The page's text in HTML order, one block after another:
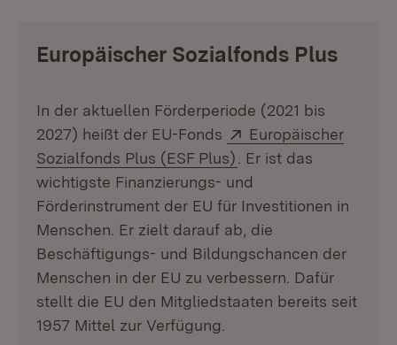
Europäischer Sozialfonds Plus
In der aktuellen Förderperiode (2021 bis
2027) heißt der EU-Fonds
Extern:
Europäischer
Sozialfonds Plus (ESF Plus) (Öffnet in neuem
. Er ist das
wichtigste Finanzierungs- und
Förderinstrument der EU für Investitionen in
Menschen. Er zielt darauf ab, die
Beschäftigungs- und Bildungschancen der
Menschen in der EU zu verbessern. Dafür
stellt die EU den Mitgliedstaaten bereits seit
1957 Mittel zur Verfügung.